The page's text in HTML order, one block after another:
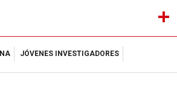
JÓVENES INVESTIGADORES